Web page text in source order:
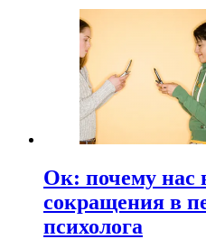
Ок: почему нас
сокращения в
психолога